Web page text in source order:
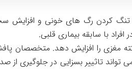
تنگ کردن رگ های خونی و
با سابقه بیماری قلبی.
مغزی را افزایش دهد. متخصصان
تواند تاثییر بسزایی در جلوگیری